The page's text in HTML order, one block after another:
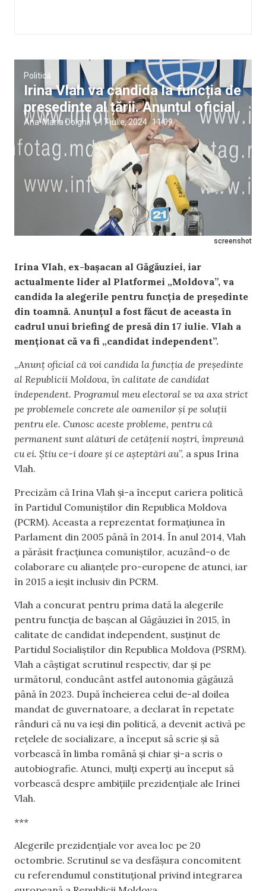
screenshot
Politică
Irina Vlah va candida la funcția de
președinte al țării. Anunțul oficial
Ana-Maria Dolghii |17 iulie, 2024 11:09
Irina Vlah, ex-bașacan al Găgăuziei, iar
actualmente lider al Platformei „Moldova”, va
candida la alegerile pentru funcția de președinte
din toamnă. Anunțul a fost făcut de aceasta în
cadrul unui briefing de presă din 17 iulie. Vlah a
menționat că va fi „candidat independent”.
„Anunț oficial că voi candida la funcția de președinte
al Republicii Moldova, în calitate de candidat
independent. Programul meu electoral se va axa strict
pe problemele concrete ale oamenilor și pe soluții
pentru ele. Cunosc aceste probleme, pentru că
permanent sunt alături de cetățenii noștri, împreună
cu ei. Știu ce-i doare și ce așteptări au”, a spus Irina
Vlah.
Precizăm că Irina Vlah și-a început cariera politică
în Partidul Comuniștilor din Republica Moldova
(PCRM). Aceasta a reprezentat formațiunea în
Parlament din 2005 până în 2014. În anul 2014, Vlah
a părăsit fracțiunea comuniștilor, acuzând-o de
colaborare cu alianțele pro-europene de atunci, iar
în 2015 a ieșit inclusiv din PCRM.
Vlah a concurat pentru prima dată la alegerile
pentru funcția de bașcan al Găgăuziei în 2015, în
calitate de candidat independent, susținut de
Partidul Socialiștilor din Republica Moldova (PSRM).
Vlah a câștigat scrutinul respectiv, dar și pe
următorul, conducânt astfel autonomia găgăuză
până în 2023. După încheierea celui de-al doilea
mandat de guvernatoare, a declarat în repetate
rânduri că nu va ieși din politică, a devenit activă pe
rețelele de socializare, a început să scrie și să
vorbească în limba română și chiar și-a scris o
autobiografie. Atunci, mulți experți au început să
vorbească despre ambițiile prezidențiale ale Irinei
Vlah.
***
Alegerile prezidențiale vor avea loc pe 20
octombrie. Scrutinul se va desfășura concomitent
cu referendumul constituțional privind integrarea